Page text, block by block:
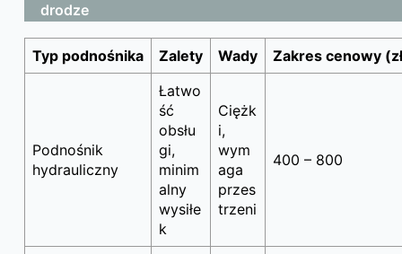
drodze
Typ podnośnika Zalety Wady Zakres cenowy
Podnośnik
hydrauliczny
Łatwo
ść
obsłu
gi,
minim
alny
wysiłe
k
Ciężk
i,
wym
aga
przes
trzeni
400 – 800